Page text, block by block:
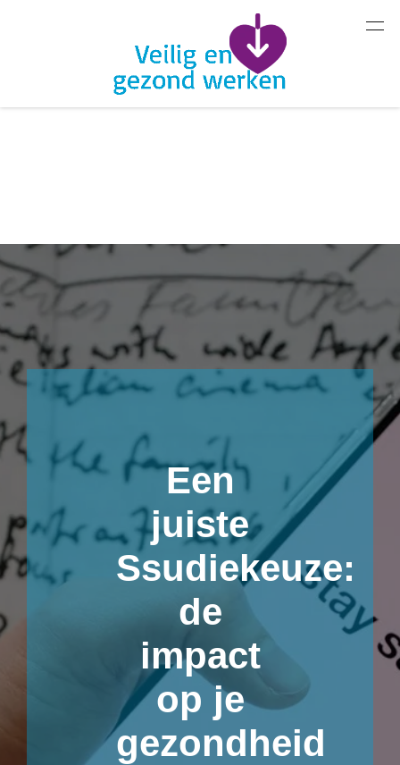
Een
juiste
Ssudiekeuze:
de
impact
op je
gezondheid